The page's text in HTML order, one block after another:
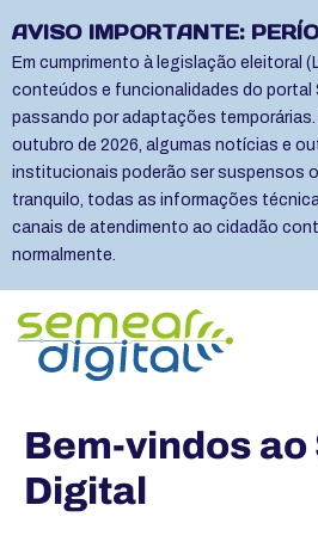
AVISO IMPORTANTE:
Em cumprimento à legislação eleitoral
conteúdos e funcionalidades do portal
passando por adaptações temporárias.
outubro de 2026, algumas notícias e
institucionais poderão ser suspensos
tranquilo, todas as informações
canais de atendimento ao cidadão
normalmente.
Bem-vindos ao
Digital